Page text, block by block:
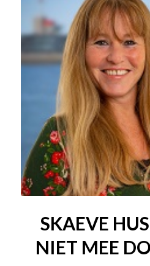
SKAEVE
NIET MEE